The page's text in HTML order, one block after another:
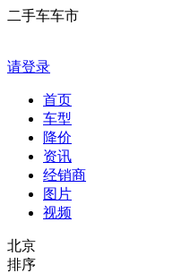
二手车车市
请登录
首页
车型
降价
资讯
经销商
图片
视频
北京
排序